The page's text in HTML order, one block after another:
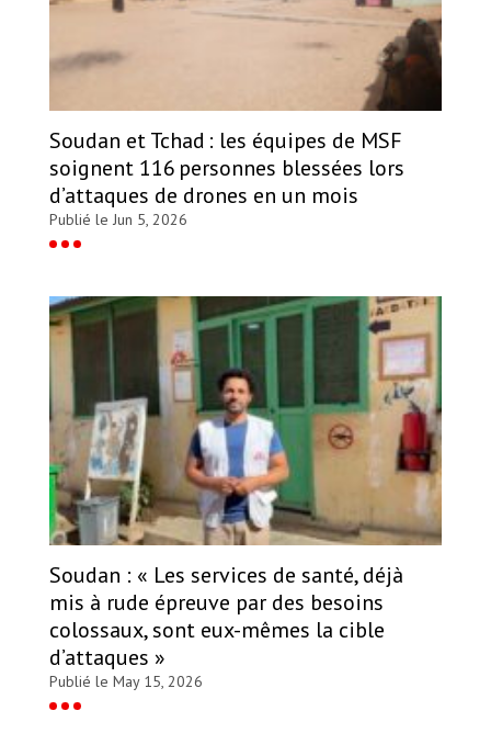
Soudan et Tchad : les équipes de MSF
soignent 116 personnes blessées lors
d’attaques de drones en un mois
Publié le Jun 5, 2026
Soudan : « Les services de santé, déjà
mis à rude épreuve par des besoins
colossaux, sont eux-mêmes la cible
d’attaques »
Publié le May 15, 2026